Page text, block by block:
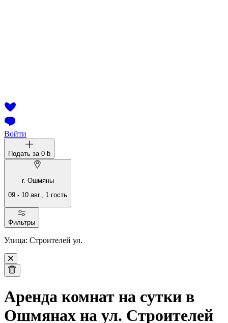
Войти
Подать за 0 ƃ
г. Ошмяны
09 - 10 авг., 1 гость
Фильтры
Улица: Строителей ул.
Аренда комнат на сутки в
Ошмянах на ул. Строителей